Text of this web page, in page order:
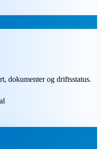
dokumenter og driftsstatus.